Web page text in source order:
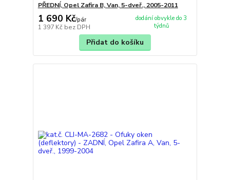
PŘEDNÍ, Opel Zafira B, Van, 5-dveř., 2005-2011
1 690 Kč/pár
1 397 Kč bez DPH
dodání obvykle do 3
týdnů
Přidat do košíku